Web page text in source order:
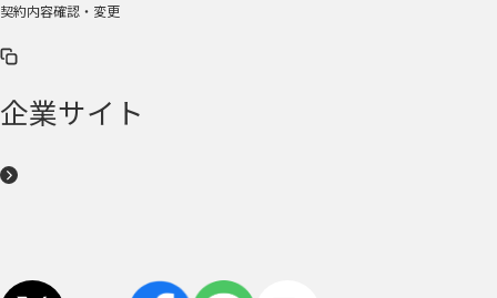
契約内容確認・変更
企業サイト